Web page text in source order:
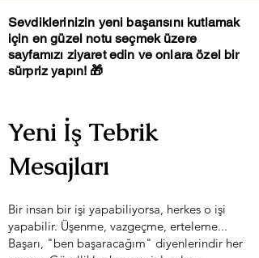
Sevdiklerinizin yeni başarısını kutlamak
için en güzel notu seçmek üzere
sayfamızı ziyaret edin ve onlara özel bir
sürpriz yapın! 🎁
Yeni İş Tebrik
Mesajları
Bir insan bir işi yapabiliyorsa, herkes o işi
yapabilir. Üşenme, vazgeçme, erteleme...
Başarı, "ben başaracağım" diyenlerindir her